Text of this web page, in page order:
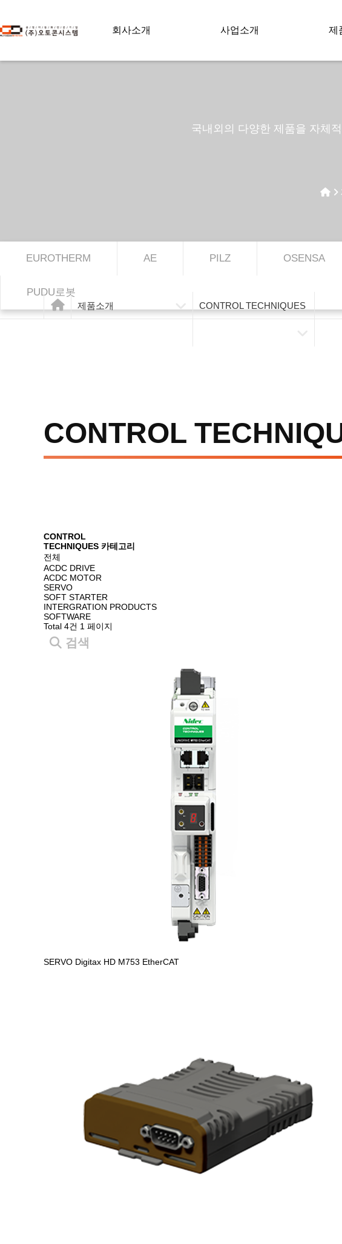
회사소개 사업소개 제
국내외의 다양한 제품을 자체
EUROTHERM AE PILZ OSENSA
PUDU로봇
제품소개 CONTROL TECHNIQUES
CONTROL
CONTROL
TECHNIQUES 카테고리
전체
ACDC DRIVE
ACDC MOTOR
SERVO
SOFT STARTER
INTERGRATION PRODUCTS
SOFTWARE
Total 4건 1 페이지
검색
SERVO Digitax HD M753 EtherCAT